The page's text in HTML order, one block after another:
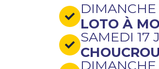
LOTO À
SAMEDI 17
DIMANCHE